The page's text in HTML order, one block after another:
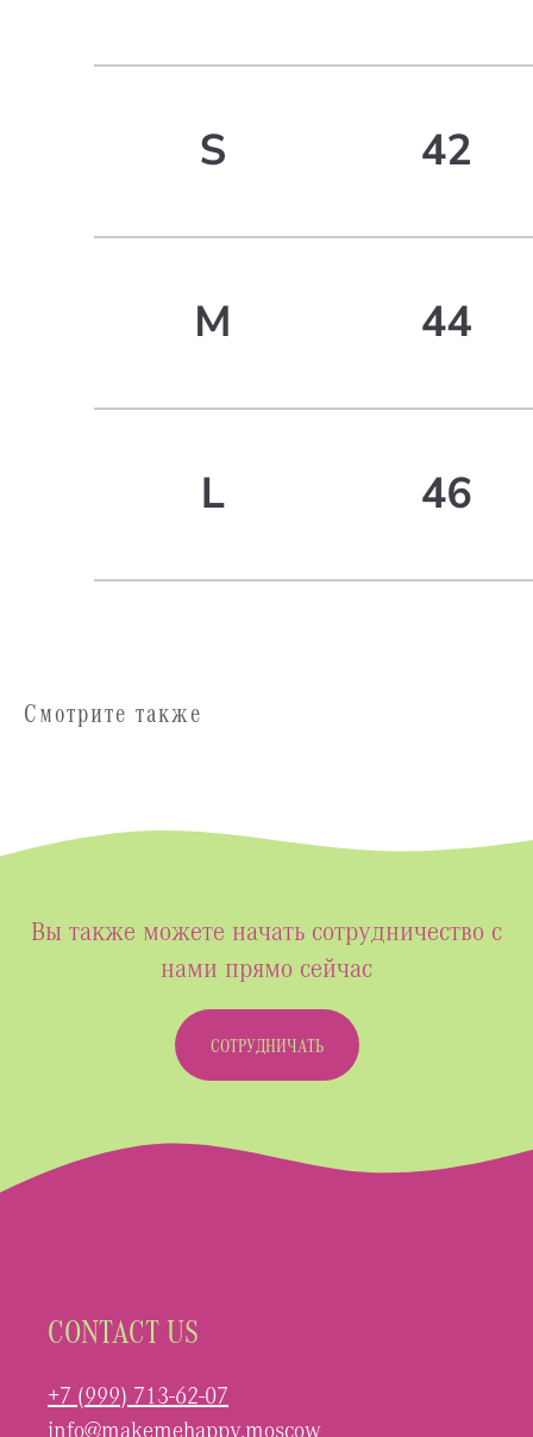
Смотрите также
Вы также можете начать сотрудничество с
нами прямо сейчас
СОТРУДНИЧАТЬ
CONTACT US
+7 (999) 713-62-07
info@makemehappy.moscow